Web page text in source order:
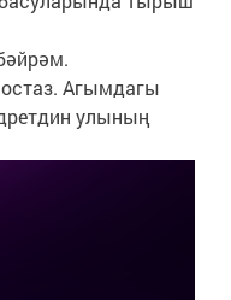
Агымдагы
улының